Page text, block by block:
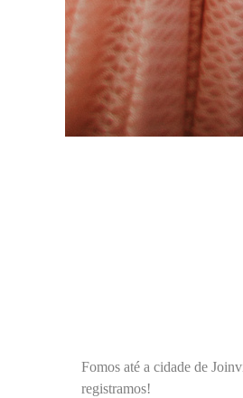
Fomos até a cidade de
registramos!